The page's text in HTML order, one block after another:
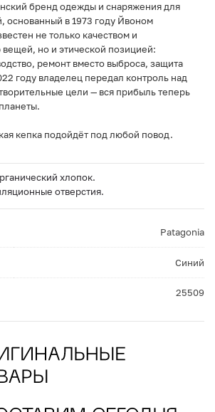
бренд одежды и снаряжения для
основанный в 1973 году Йвоном
не только качеством и
но и этической позицией:
ремонт вместо выброса, защита
году владелец передал контроль над
цели — вся прибыль теперь
кепка подойдёт под любой повод.
хлопок.
отверстия.
Patagonia
Синий
25509